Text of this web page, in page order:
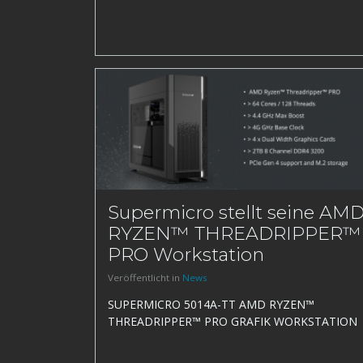
Supermicro stellt seine
RYZEN™ THREADRIPPER™
PRO Workstation
Veröffentlicht in News
SUPERMICRO 5014A-TT AMD RYZEN™
THREADRIPPER™ PRO GRAFIK WORKSTATION